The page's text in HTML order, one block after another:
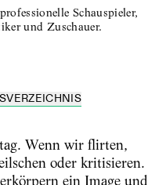
Schauspieler,
und Zuschauer.
Wenn wir flirten,
oder kritisieren.
ein Image und